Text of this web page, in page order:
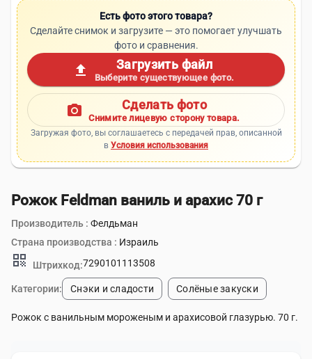
Есть фото этого товара?
Сделайте снимок и загрузите — это помогает улучшать
фото и сравнения.
upload Загрузить файл
Выберите существующее фото.
photo_camera Сделать фото
Снимите лицевую сторону товара.
Загружая фото, вы соглашаетесь с передачей прав, описанной
в Условия использования
Рожок Feldman ваниль и арахис 70 г
Производитель : Фелдьман
Страна производства : Израиль
qr_code Штрихкод:7290101113508
Категории: Снэки и сладости Солёные закуски
Рожок с ванильным мороженым и арахисовой глазурью. 70 г.